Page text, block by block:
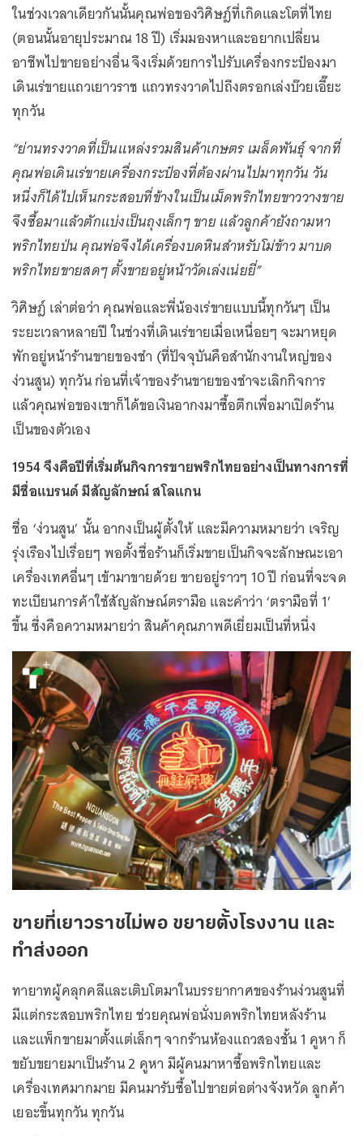
ในช่วงเวลาเดียวกันนั้นคุณพ่อของวิศิษฎ์ที่เกิดและโตที่ไทย
(ตอนนั้นอายุประมาณ 18 ปี) เริ่มมองหาและอยากเปลี่ยน
อาชีพไปขายอย่างอื่น จึงเริ่มด้วยการไปรับเครื่องกระป๋องมา
เดินเร่ขายแถวเยาวราช แถวทรงวาดไปถึงตรอกเล่งบ๊วยเอี๊ยะ
ทุกวัน
“ย่านทรงวาดที่เป็นแหล่งรวมสินค้าเกษตร เมล็ดพันธุ์ จากที่
คุณพ่อเดินเร่ขายเครื่องกระป๋องที่ต้องผ่านไปมาทุกวัน วัน
หนึ่งก็ได้ไปเห็นกระสอบที่ข้างในเป็นเม็ดพริกไทยขาววางขาย
จึงซื้อมาแล้วตักแบ่งเป็นถุงเล็กๆ ขาย แล้วลูกค้ายังถามหา
พริกไทยป่น คุณพ่อจึงได้เครื่องบดหินสำหรับโม่ข้าว มาบด
พริกไทยขายสดๆ ตั้งขายอยู่หน้าวัดเล่งเน่ยยี่”
วิศิษฎ์ เล่าต่อว่า คุณพ่อและพี่น้องเร่ขายแบบนี้ทุกวันๆ เป็น
ระยะเวลาหลายปี ในช่วงที่เดินเร่ขายเมื่อเหนื่อยๆ จะมาหยุด
พักอยู่หน้าร้านขายของชำ (ที่ปัจจุบันคือสำนักงานใหญ่ของ
ง่วนสูน) ทุกวัน ก่อนที่เจ้าของร้านขายของชำจะเลิกกิจการ
แล้วคุณพ่อของเขาก็ได้ขอเงินอากงมาซื้อตึกเพื่อมาเปิดร้าน
เป็นของตัวเอง
1954 จึงคือปีที่เริ่มต้นกิจการขายพริกไทยอย่างเป็นทางการที่
มีชื่อแบรนด์ มีสัญลักษณ์ สโลแกน
ชื่อ ‘ง่วนสูน’ นั้น อากงเป็นผู้ตั้งให้ และมีความหมายว่า เจริญ
รุ่งเรืองไปเรื่อยๆ พอตั้งชื่อร้านก็เริ่มขายเป็นกิจจะลักษณะเอา
เครื่องเทศอื่นๆ เข้ามาขายด้วย ขายอยู่ราวๆ 10 ปี ก่อนที่จะจด
ทะเบียนการค้าใช้สัญลักษณ์ตรามือ และคำว่า ‘ตรามือที่ 1’
ขึ้น ซึ่งคือความหมายว่า สินค้าคุณภาพดีเยี่ยมเป็นที่หนึ่ง
ขายที่เยาวราชไม่พอ ขยายตั้งโรงงาน และ
ทำส่งออก
ทายาทผู้คลุกคลีและเติบโตมาในบรรยากาศของร้านง่วนสูนที่
มีแต่กระสอบพริกไทย ช่วยคุณพ่อนั่งบดพริกไทยหลังร้าน
และแพ็กขายมาตั้งแต่เล็กๆ จากร้านห้องแถวสองชั้น 1 คูหา ก็
ขยับขยายมาเป็นร้าน 2 คูหา มีผู้คนมาหาซื้อพริกไทยและ
เครื่องเทศมากมาย มีคนมารับซื้อไปขายต่อต่างจังหวัด ลูกค้า
เยอะขึ้นทุกวัน ทุกวัน